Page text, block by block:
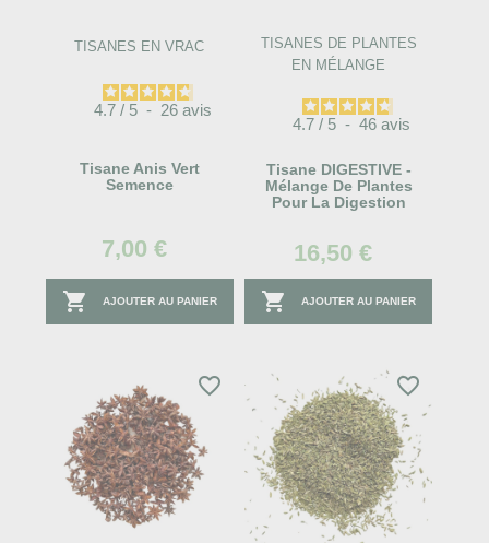
TISANES EN VRAC
4.7 / 5 - 26 avis
Tisane Anis Vert
Semence
7,00 €
 AJOUTER AU PANIER
TISANES DE PLANTES
EN MÉLANGE
4.7 / 5 - 46 avis
Tisane DIGESTIVE -
Mélange De Plantes
Pour La Digestion
16,50 €
 AJOUTER AU PANIER
favorite_border favorite_border